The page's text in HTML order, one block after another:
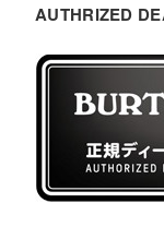
AUTHRIZED